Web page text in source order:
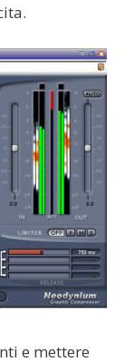
e mettere